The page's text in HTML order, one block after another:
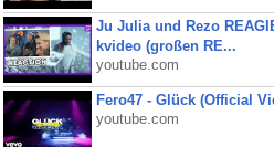
Ju Julia und Rezo
kvideo (großen RE...
youtube.com
Fero47 - Glück (Official
youtube.com